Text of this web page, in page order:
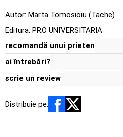
Autor: Marta Tomosioiu (Tache)
Editura: PRO UNIVERSITARIA
recomandă unui prieten
ai întrebări?
scrie un review
Distribuie pe: